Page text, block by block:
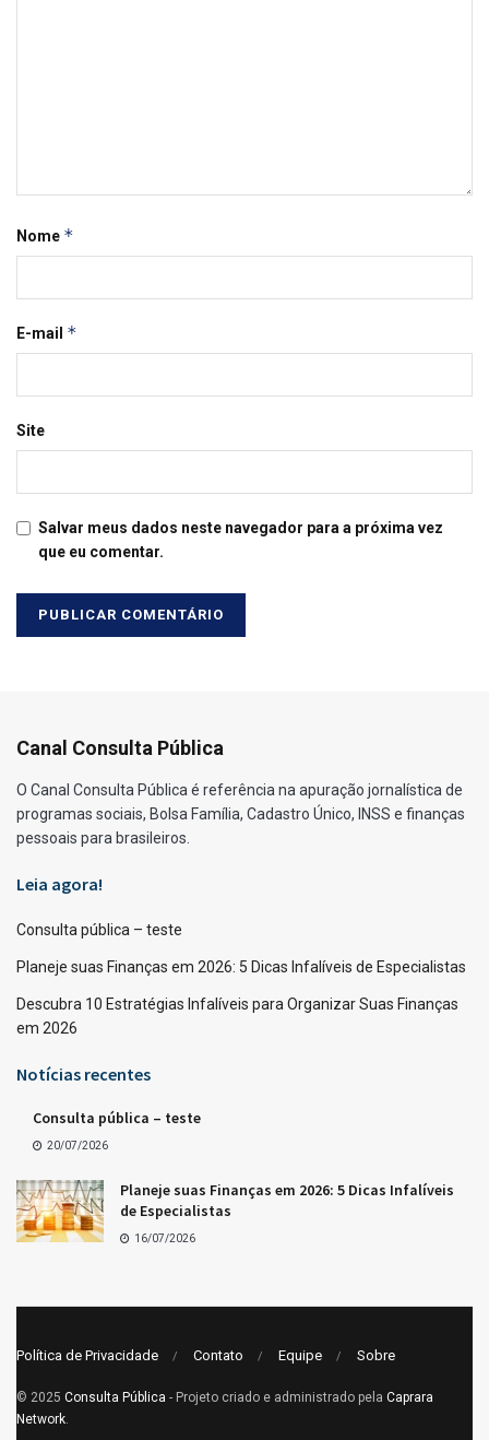
Nome *
E-mail *
Site
Salvar meus dados neste navegador para a próxima vez
que eu comentar.
Canal Consulta Pública
O Canal Consulta Pública é referência na apuração jornalística de
programas sociais, Bolsa Família, Cadastro Único, INSS e finanças
pessoais para brasileiros.
Leia agora!
Consulta pública – teste
Planeje suas Finanças em 2026: 5 Dicas Infalíveis de Especialistas
Descubra 10 Estratégias Infalíveis para Organizar Suas Finanças
em 2026
Notícias recentes
Consulta pública – teste
20/07/2026
Planeje suas Finanças em 2026: 5 Dicas Infalíveis
de Especialistas
16/07/2026
Política de Privacidade Contato Equipe Sobre
© 2025 Consulta Pública - Projeto criado e administrado pela Caprara
Network.